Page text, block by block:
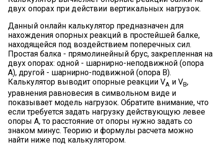
двух опорах при действии вертикальных нагрузок.
Данный онлайн калькулятор предназначен для
нахождения опорных реакций в простейшей балке,
находящейся под воздействием поперечных сил.
Простая балка - прямолинейный брус, закрепленная на
двух опорах: одной - шарнирно-неподвижной (опора
А), другой - шарнирно-подвижной (опора В).
Калькулятор выводит опорные реакции VA и VB,
уравнения равновесия в символьном виде и
показывает модель нагрузок. Обратите внимание, что
если требуется задать нагрузку действующую левее
опоры A, то расстояние от опоры нужно задать со
знаком минус. Теорию и формулы расчета можно
найти ниже под калькулятором.